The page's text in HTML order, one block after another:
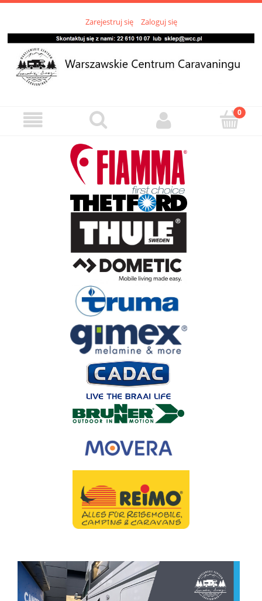
Zarejestruj się Zaloguj się